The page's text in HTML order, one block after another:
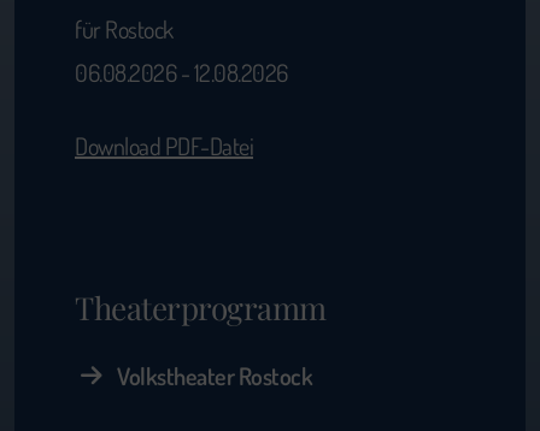
für Rostock
06.08.2026 - 12.08.2026
Download PDF-Datei
Theaterprogramm
Volkstheater Rostock